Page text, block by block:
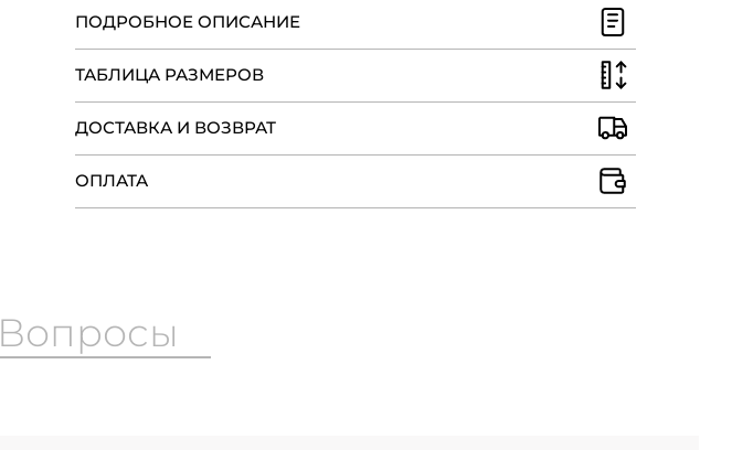
ПОДРОБНОЕ ОПИСАНИЕ
ТАБЛИЦА РАЗМЕРОВ
ДОСТАВКА И ВОЗВРАТ
ОПЛАТА
Вопросы